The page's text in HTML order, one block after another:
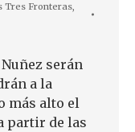
Tres Fronteras,
serán
a la
más alto el
partir de las